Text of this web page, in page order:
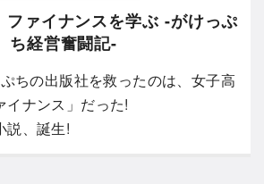
ファイナンスを学ぶ -がけっぷ
ち経営奮闘記-
ちの出版社を救ったのは、女子高
イナンス」だった!
説、誕生!